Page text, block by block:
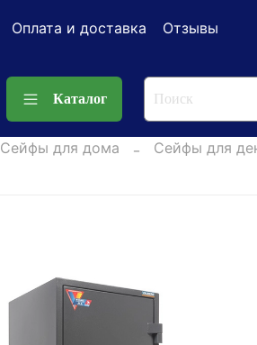
Оплата и доставка Отзывы
Каталог
Сейфы для дома Сейфы для